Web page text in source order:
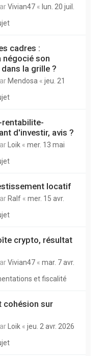
Vivian47 « lun. 20 juil.
cadres :
négocié son
la grille ?
Mendosa « jeu. 21
d'investir, avis ?
Loik « mer. 13 mai
locatif
Ralf « mer. 15 avr.
crypto, résultat
Vivian47 « mar. 7 avr.
et fiscalité
cohésion sur
Loik « jeu. 2 avr. 2026